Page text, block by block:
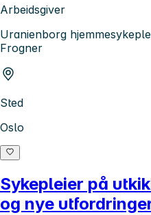
Arbeidsgiver
Uranienborg
Frogner
Sted
Oslo
Sykepleier på
og nye